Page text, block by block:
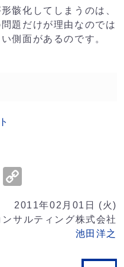
骸化してしまうのは、
題だけが理由なのでは
側面があるのです。
Email
Link
2011年02月01日 (火)
サルティング株式会社
池田洋之